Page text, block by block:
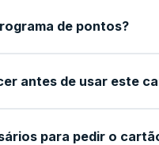
de pontos?
antes de usar este
para pedir o